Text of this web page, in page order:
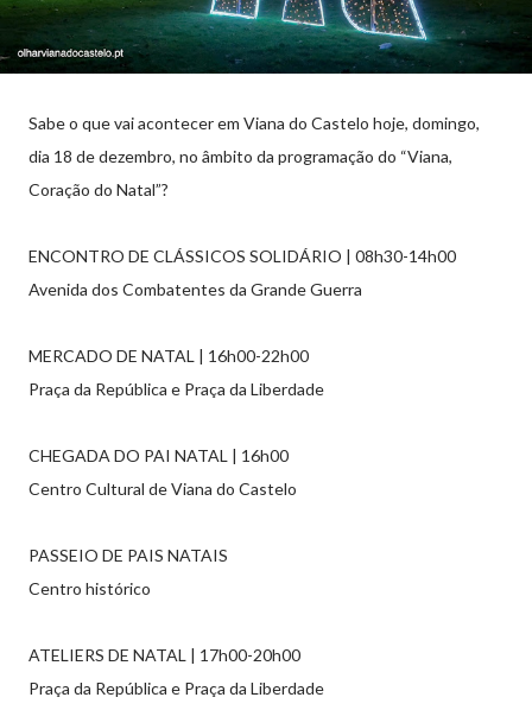
Sabe o que vai acontecer em Viana do Castelo hoje, domingo,
dia 18 de dezembro, no âmbito da programação do “Viana,
Coração do Natal”?
ENCONTRO DE CLÁSSICOS SOLIDÁRIO | 08h30-14h00
Avenida dos Combatentes da Grande Guerra
MERCADO DE NATAL | 16h00-22h00
Praça da República e Praça da Liberdade
CHEGADA DO PAI NATAL | 16h00
Centro Cultural de Viana do Castelo
PASSEIO DE PAIS NATAIS
Centro histórico
ATELIERS DE NATAL | 17h00-20h00
Praça da República e Praça da Liberdade